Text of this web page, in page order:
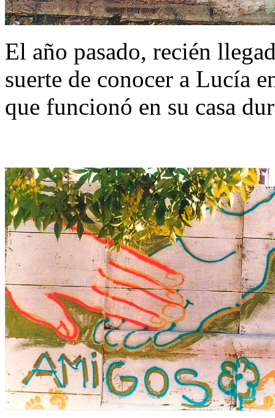
El año pasado, recién
suerte de conocer a Lucía
que funcionó en su casa